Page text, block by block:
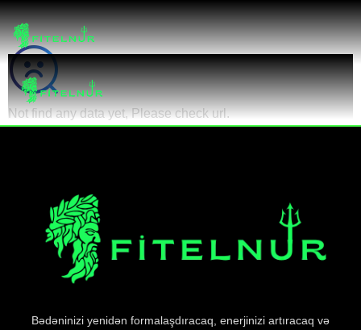
SOCIAL SHARE
Not find any data yet, Please check url.
Bədəninizi yenidən formalaşdıracaq, enerjinizi artıracaq və